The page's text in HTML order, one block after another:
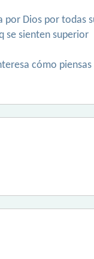
Dios por todas
se sienten superior
cómo piensas